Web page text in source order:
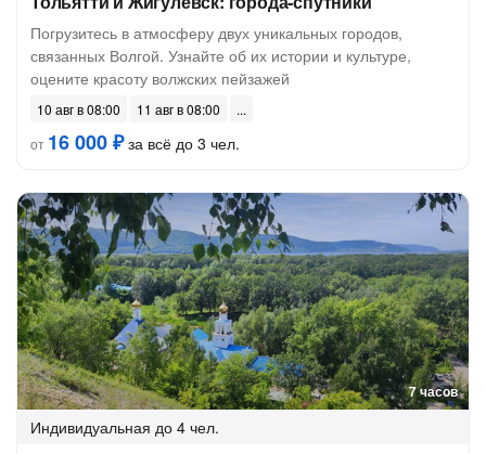
Погрузитесь в атмосферу двух уникальных городов,
связанных Волгой. Узнайте об их истории и культуре,
оцените красоту волжских пейзажей
10 авг в 08:00
11 авг в 08:00
от 16 000 ₽за всё до 3 чел.
7 часов
Индивидуальная до 4 чел.